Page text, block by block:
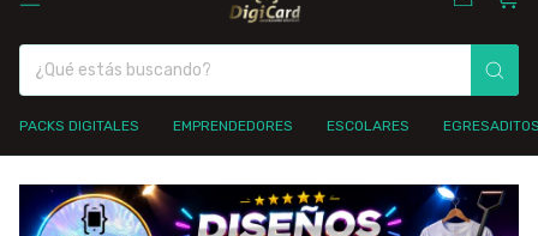
PACKS DIGITALES EMPRENDEDORES ESCOLARES